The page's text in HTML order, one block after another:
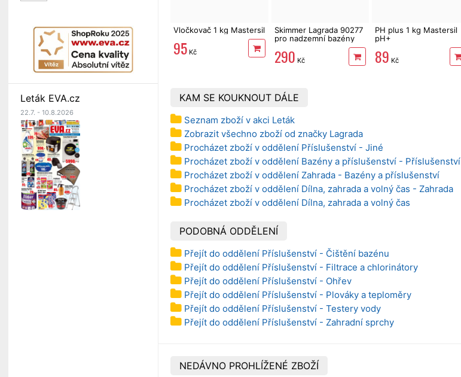
Leták EVA.cz
22.7. - 10.8.2026
Vločkovač 1 kg Mastersil
95 Kč
Skimmer Lagrada 90277
pro nadzemní bazény
290 Kč
PH plus 1 kg Mastersil
pH+
89 Kč
KAM SE KOUKNOUT DÁLE
Seznam zboží v akci Leták
Zobrazit všechno zboží od značky Lagrada
Procházet zboží v oddělení Příslušenství - Jiné
Procházet zboží v oddělení Bazény a příslušenství - Příslušenství
Procházet zboží v oddělení Zahrada - Bazény a příslušenství
Procházet zboží v oddělení Dílna, zahrada a volný čas - Zahrada
Procházet zboží v oddělení Dílna, zahrada a volný čas
PODOBNÁ ODDĚLENÍ
Přejít do oddělení Příslušenství - Čištění bazénu
Přejít do oddělení Příslušenství - Filtrace a chlorinátory
Přejít do oddělení Příslušenství - Ohřev
Přejít do oddělení Příslušenství - Plováky a teploměry
Přejít do oddělení Příslušenství - Testery vody
Přejít do oddělení Příslušenství - Zahradní sprchy
NEDÁVNO PROHLÍŽENÉ ZBOŽÍ